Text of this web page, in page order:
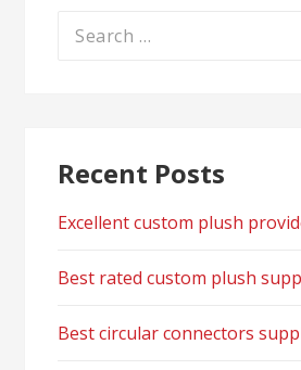
Search
Recent Posts
Excellent custom plush
Best rated custom plush
Best circular connectors